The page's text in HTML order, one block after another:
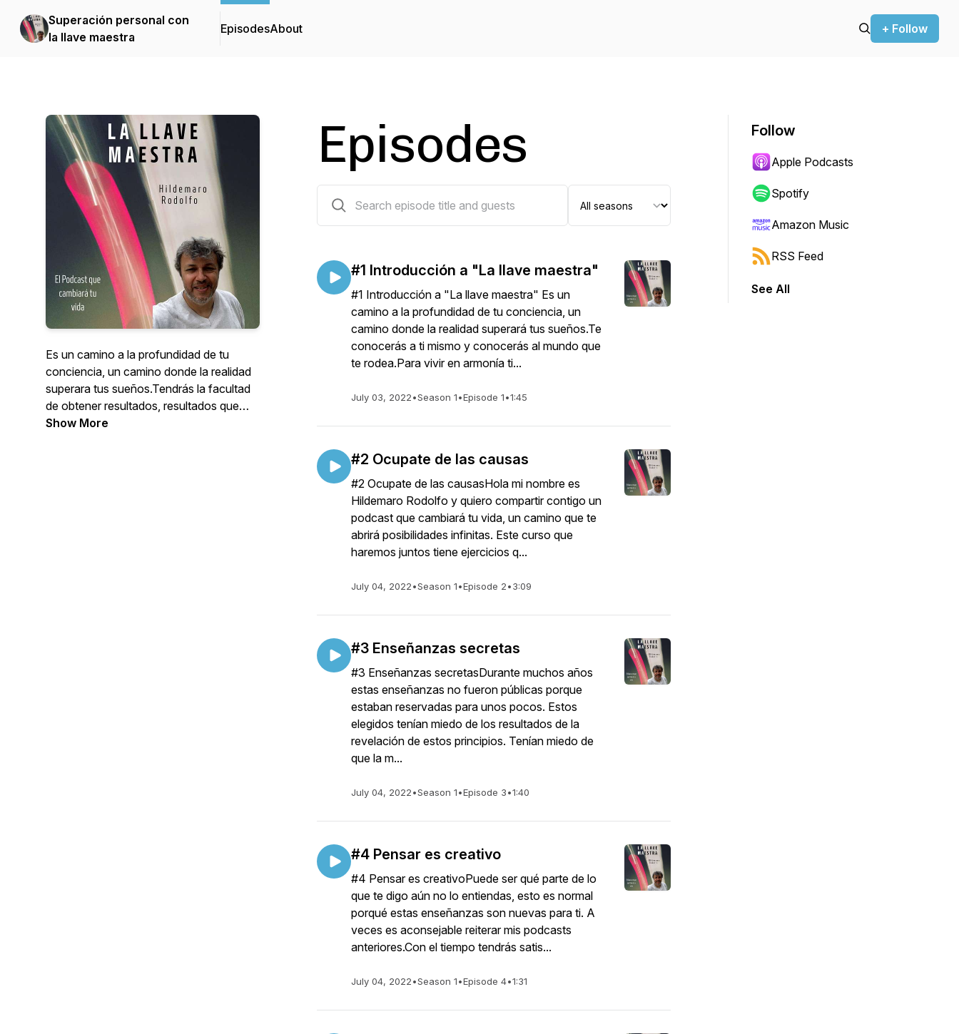
Superación personal con
la llave maestra
EpisodesAbout + Follow
Es un camino a la profundidad de tu
conciencia, un camino donde la realidad
superara tus sueños.Tendrás la facultad
de obtener resultados, resultados que
hasta ahora no habías ni soñado y
Show More
Episodes
#1 Introducción a "La llave maestra"
#1 Introducción a "La llave maestra" Es un
camino a la profundidad de tu conciencia, un
camino donde la realidad superará tus sueños.Te
conocerás a ti mismo y conocerás al mundo que
te rodea.Para vivir en armonía ti...
July 03, 2022•Season 1•Episode 1•1:45
#2 Ocupate de las causas
#2 Ocupate de las causasHola mi nombre es
Hildemaro Rodolfo y quiero compartir contigo un
podcast que cambiará tu vida, un camino que te
abrirá posibilidades infinitas. Este curso que
haremos juntos tiene ejercicios q...
July 04, 2022•Season 1•Episode 2•3:09
#3 Enseñanzas secretas
#3 Enseñanzas secretasDurante muchos años
estas enseñanzas no fueron públicas porque
estaban reservadas para unos pocos. Estos
elegidos tenían miedo de los resultados de la
revelación de estos principios. Tenían miedo de
que la m...
July 04, 2022•Season 1•Episode 3•1:40
#4 Pensar es creativo
#4 Pensar es creativoPuede ser qué parte de lo
que te digo aún no lo entiendas, esto es normal
porqué estas enseñanzas son nuevas para ti. A
veces es aconsejable reiterar mis podcasts
anteriores.Con el tiempo tendrás satis...
July 04, 2022•Season 1•Episode 4•1:31
Follow
Apple Podcasts
Spotify
Amazon Music
RSS Feed
See All